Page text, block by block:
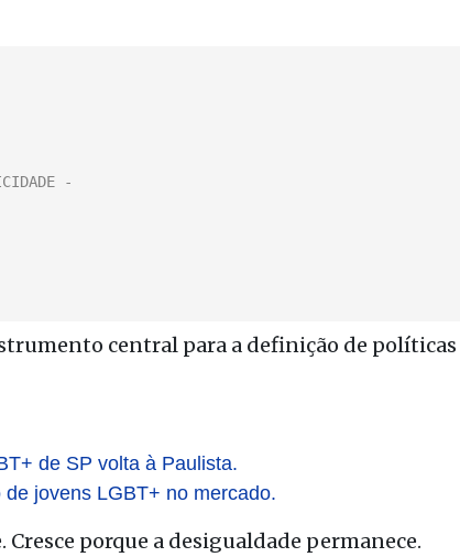
central para a definição de políticas
de SP volta à Paulista.
jovens LGBT+ no mercado.
porque a desigualdade permanece.